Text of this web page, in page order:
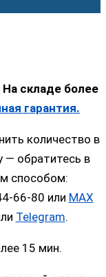
складе более
гарантия.
количество в
— обратитесь в
способом:
66-80 или MAX
Telegram.
15 мин.